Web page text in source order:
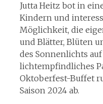
Jutta Heitz bot in
Kindern und
Möglichkeit, die
und Blätter, Blüten
des Sonnenlichts
lichtempfindliches
Oktoberfest-Buffet
Saison 2024 ab.